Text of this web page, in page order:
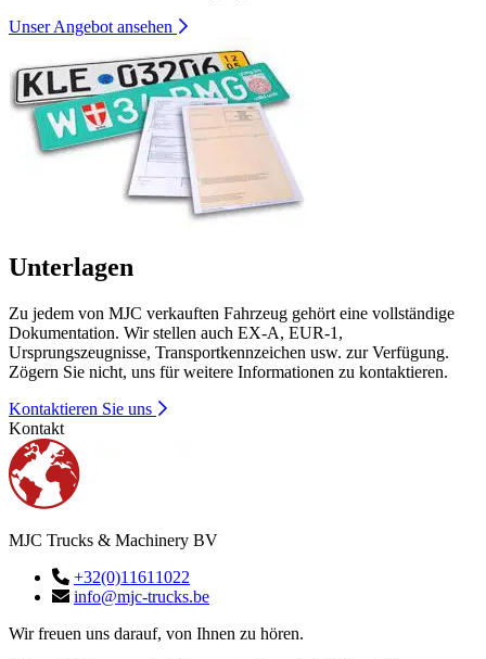
Unser Angebot ansehen
Unterlagen
Zu jedem von MJC verkauften Fahrzeug gehört eine vollständige
Dokumentation. Wir stellen auch EX-A, EUR-1,
Ursprungszeugnisse, Transportkennzeichen usw. zur Verfügung.
Zögern Sie nicht, uns für weitere Informationen zu kontaktieren.
Kontaktieren Sie uns
Kontakt
MJC Trucks & Machinery BV
+32(0)11611022
info@mjc-trucks.be
Wir freuen uns darauf, von Ihnen zu hören.